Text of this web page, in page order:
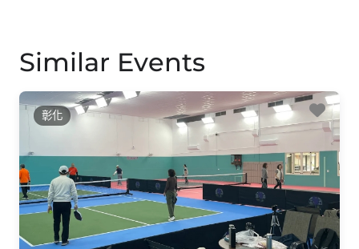
Similar Events
彰化